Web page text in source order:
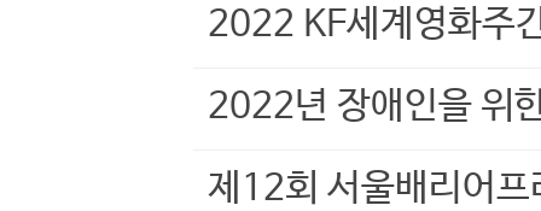
2022 KF세계영화주
2022년 장애인을 위
제12회 서울배리어프